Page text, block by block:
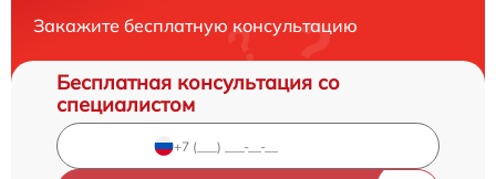
Закажите бесплатную консультацию
Бесплатная консультация со
специалистом